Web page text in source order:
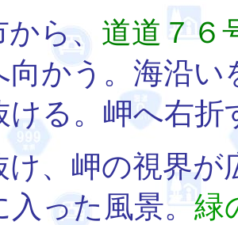
ら、 道道７６
向かう。海沿い
ける。岬へ右
、岬の視界が
入った風景。緑